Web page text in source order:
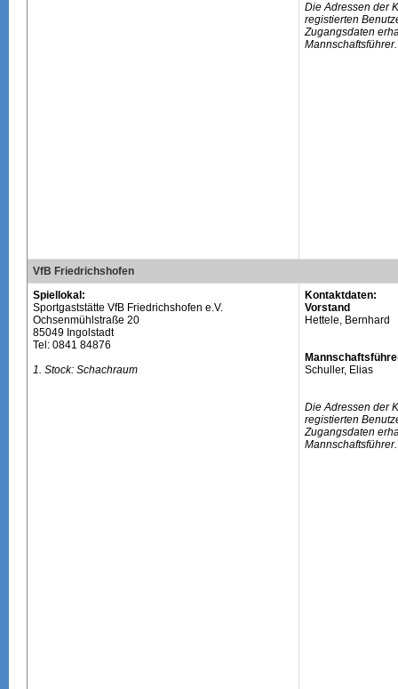
Die Adressen der
registierten
Zugangsdaten
Mannschaftsführer.
VfB Friedrichshofen
Spiellokal:
Sportgaststätte VfB Friedrichshofen e.V.
Ochsenmühlstraße 20
85049 Ingolstadt
Tel: 0841 84876
1. Stock: Schachraum
Kontaktdaten:
Vorstand
Hettele, Bernhard
Schuller, Elias
Die Adressen der
registierten
Zugangsdaten
Mannschaftsführer.